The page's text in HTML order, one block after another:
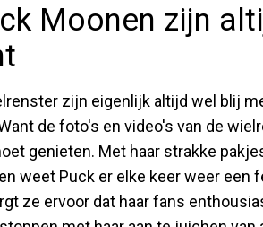
Moonen zijn
zijn eigenlijk altijd wel blij
de foto's en video's van de
genieten. Met haar strakke
weet Puck er elke keer weer een
ze ervoor dat haar fans